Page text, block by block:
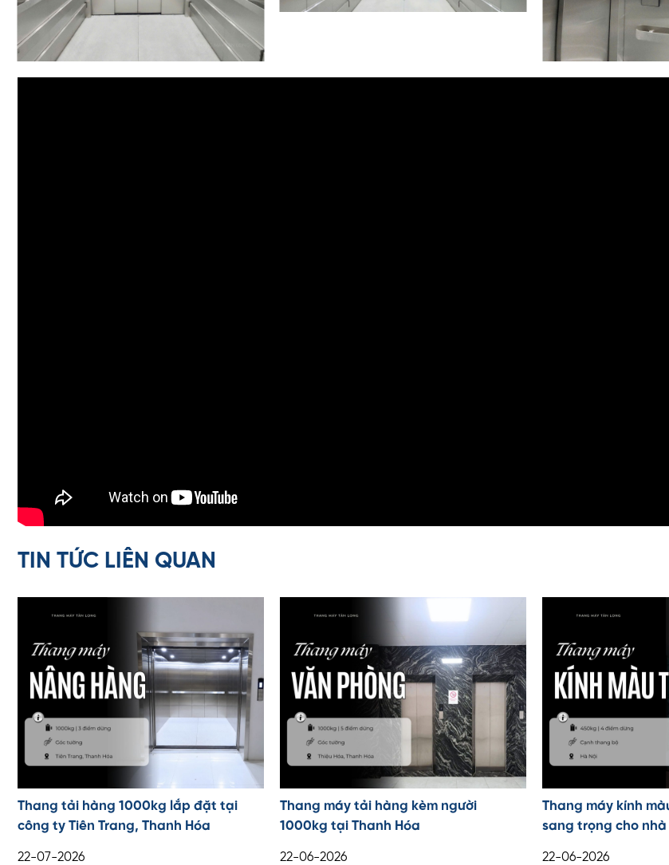
TIN TỨC LIÊN QUAN
Thang tải hàng 1000kg lắp đặt tại
công ty Tiên Trang, Thanh Hóa
22-07-2026
Thang máy tải hàng kèm người
1000kg tại Thanh Hóa
22-06-2026
Thang máy kính
sang trọng cho
22-06-2026